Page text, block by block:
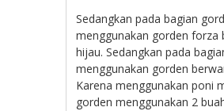
Sedangkan pada bagian
menggunakan gorden forza
hijau. Sedangkan pada
menggunakan gorden
Karena menggunakan poni
gorden menggunakan 2